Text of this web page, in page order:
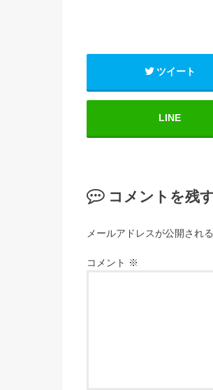
ツイート
LINE
コメントを残
メールアドレスが公開され
コメント ※